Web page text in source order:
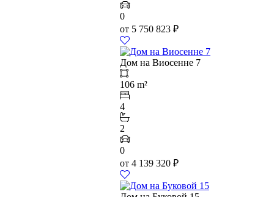
0
от 5 750 823 ₽
Дом на Виосенне 7
106 m²
4
2
0
от 4 139 320 ₽